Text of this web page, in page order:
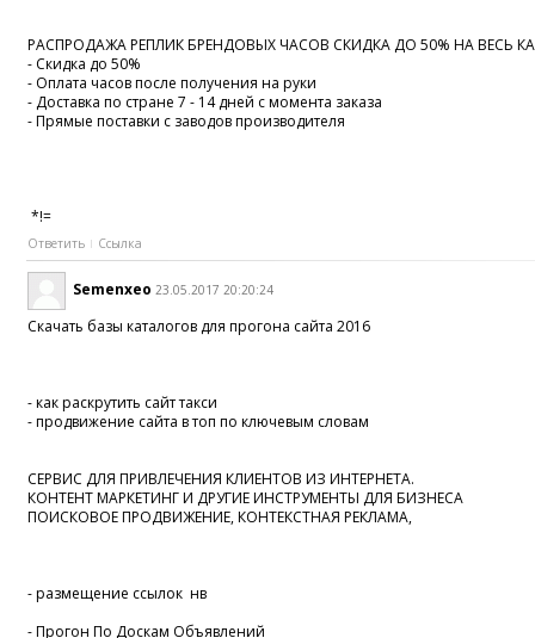
РАСПРОДАЖА РЕПЛИК БРЕНДОВЫХ ЧАСОВ СКИДКА ДО 50% НА ВЕСЬ
- Скидка до 50%
- Оплата часов после получения на руки
- Доставка по стране 7 - 14 дней с момента заказа
- Прямые поставки с заводов производителя
*!=
Ответить Ссылка
Semenxeo 23.05.2017 20:20:24
Скачать базы каталогов для прогона сайта 2016
- как раскрутить сайт такси
- продвижение сайта в топ по ключевым словам
СЕРВИС ДЛЯ ПРИВЛЕЧЕНИЯ КЛИЕНТОВ ИЗ ИНТЕРНЕТА.
КОНТЕНТ МАРКЕТИНГ И ДРУГИЕ ИНСТРУМЕНТЫ ДЛЯ БИЗНЕСА
ПОИСКОВОЕ ПРОДВИЖЕНИЕ, КОНТЕКСТНАЯ РЕКЛАМА,
- размещение ссылок нв
- Прогон По Доскам Объявлений